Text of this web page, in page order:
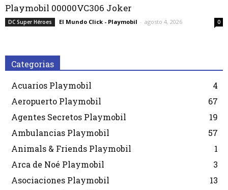
Playmobil 00000VC306 Joker
DC Super Héroes El Mundo Click - Playmobil - agosto 4, 2026 0
Categorias
Acuarios Playmobil
4
Aeropuerto Playmobil
67
Agentes Secretos Playmobil
19
Ambulancias Playmobil
57
Animals & Friends Playmobil
1
Arca de Noé Playmobil
3
Asociaciones Playmobil
13